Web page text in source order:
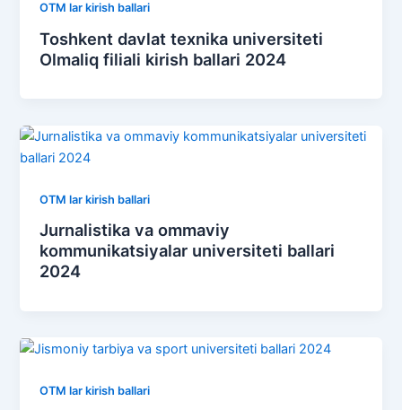
OTM lar kirish ballari
Toshkent davlat texnika universiteti
Olmaliq filiali kirish ballari 2024
OTM lar kirish ballari
Jurnalistika va ommaviy
kommunikatsiyalar universiteti ballari
2024
OTM lar kirish ballari